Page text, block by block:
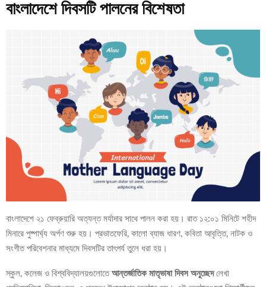
বাংলাদেশে দিবসটি পালনের বিশেষতা
বাংলাদেশে ২১ ফেব্রুয়ারি অত্যন্ত মর্যাদার সাথে পালন করা হয়। রাত ১২:০১ মিনিটে শহীদ
মিনারে পুষ্পার্ঘ্য অর্পণ শুরু হয়। প্রভাতফেরি, কালো ব্যাজ ধারণ, কবিতা আবৃত্তি, নাটক ও
সংগীত পরিবেশনার মাধ্যমে দিবসটির তাৎপর্য তুলে ধরা হয়।
স্কুল, কলেজ ও বিশ্ববিদ্যালয়গুলোতে আন্তর্জাতিক মাতৃভাষা দিবস অনুচ্ছেদলেখা